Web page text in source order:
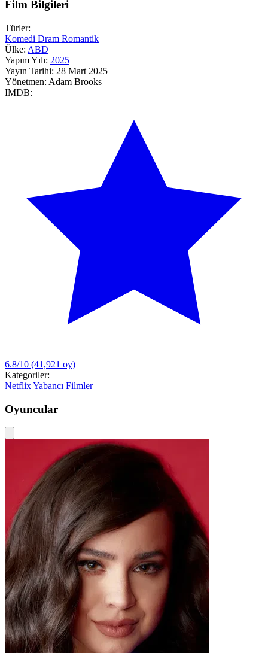
Film Bilgileri
Türler:
Komedi Dram Romantik
Ülke: ABD
Yapım Yılı: 2025
Yayın Tarihi: 28 Mart 2025
Yönetmen: Adam Brooks
IMDB:
6.8/10 (41,921 oy)
Kategoriler:
NetflixYabancı Filmler
Oyuncular